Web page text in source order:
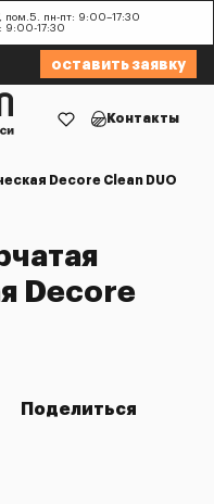
пом.5. пн-пт: 9:00–17:30
9:00-17:30
оставить заявку
Контакты
Decore Clean DUO
Decore
Поделиться